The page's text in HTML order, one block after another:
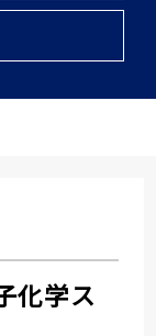
化学ス